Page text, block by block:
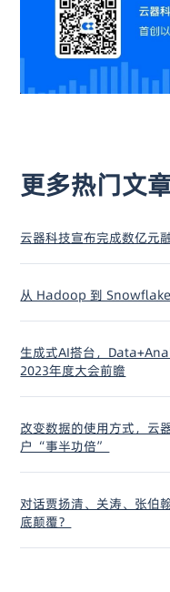
更多热门文
云器科技宣布完成数亿元
从 Hadoop 到 Snowflake
生成式AI搭台，
2023年度大会前瞻
改变数据的使用方式，云
户“事半功倍”
对话贾扬清、关涛、张伯
底颠覆？